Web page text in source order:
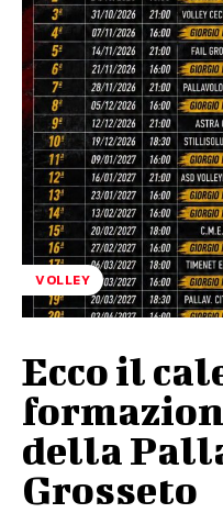
VOLLEY
Ecco il
della
Grosseto